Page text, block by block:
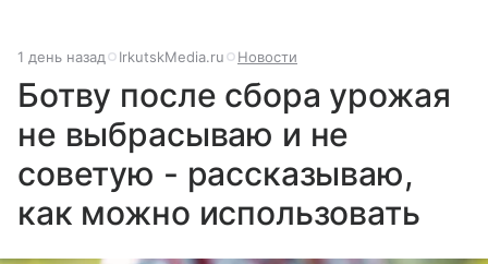
1 день назад IrkutskMedia.ru Новости
Ботву после сбора урожая
не выбрасываю и не
советую - рассказываю,
как можно использовать